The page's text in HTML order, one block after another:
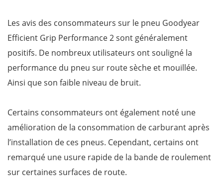
Les avis des consommateurs sur le pneu Goodyear
Efficient Grip Performance 2 sont généralement
positifs. De nombreux utilisateurs ont souligné la
performance du pneu sur route sèche et mouillée.
Ainsi que son faible niveau de bruit.
Certains consommateurs ont également noté une
amélioration de la consommation de carburant après
l’installation de ces pneus. Cependant, certains ont
remarqué une usure rapide de la bande de roulement
sur certaines surfaces de route.